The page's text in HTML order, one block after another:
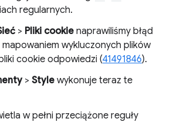
regularnych.
> Pliki cookie naprawiliśmy błąd
mapowaniem wykluczonych plików
cookie odpowiedzi (41491846).
> Style wykonuje teraz te
w pełni przeciążone reguły